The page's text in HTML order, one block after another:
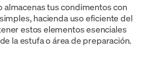
almacenas tus condimentos con
hacienda uso eficiente del
estos elementos esenciales
la estufa o área de preparación.